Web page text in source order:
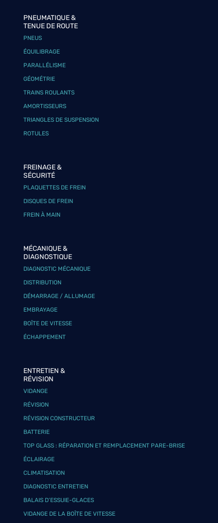
PNEUMATIQUE &
TENUE DE ROUTE
PNEUS
ÉQUILIBRAGE
PARALLÉLISME
GÉOMÉTRIE
TRAINS ROULANTS
AMORTISSEURS
TRIANGLES DE SUSPENSION
ROTULES
FREINAGE &
SÉCURITÉ
PLAQUETTES DE FREIN
DISQUES DE FREIN
FREIN À MAIN
MÉCANIQUE &
DIAGNOSTIQUE
DIAGNOSTIC MÉCANIQUE
DISTRIBUTION
DÉMARRAGE / ALLUMAGE
EMBRAYAGE
BOÎTE DE VITESSE
ÉCHAPPEMENT
ENTRETIEN &
RÉVISION
VIDANGE
RÉVISION
RÉVISION CONSTRUCTEUR
BATTERIE
TOP GLASS : RÉPARATION ET REMPLACEMENT PARE-BRISE
ÉCLAIRAGE
CLIMATISATION
DIAGNOSTIC ENTRETIEN
BALAIS D’ESSUIE-GLACES
VIDANGE DE LA BOÎTE DE VITESSE